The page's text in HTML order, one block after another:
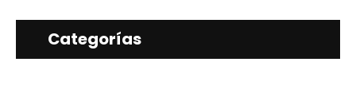
Categorías